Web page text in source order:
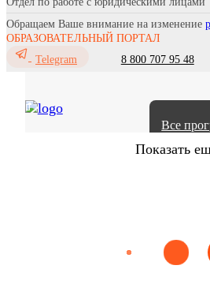
Обращаем Ваше внимание на изменение
ОБРАЗОВАТЕЛЬНЫЙ ПОРТАЛ
Telegram
8 800 707 95 48
Все
Показать
Сестринское дело
Выберите направление